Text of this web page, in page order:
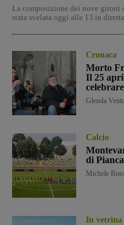
La composizione dei nove gironi
stata svelata oggi alle 13 in
Cronaca
Morto
Il 25
Glenda
Calcio
di
Michele
In vetrina